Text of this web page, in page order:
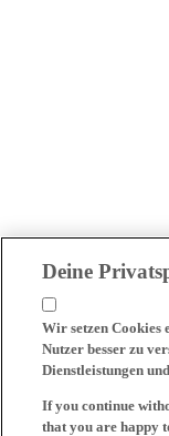
Deine
Wir setzen Cookies
Nutzer besser zu
Dienstleistungen
If you continue
that you are happy